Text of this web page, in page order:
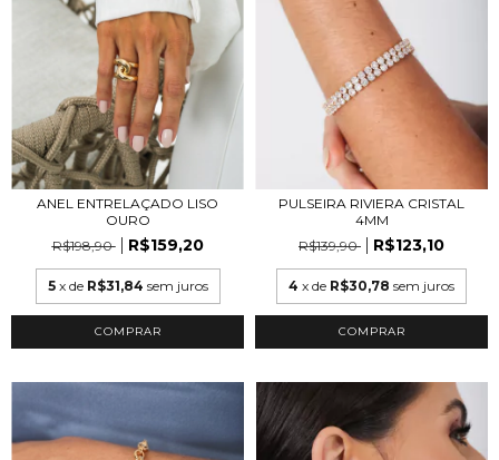
ANEL ENTRELAÇADO LISO
OURO
R$198,90
R$159,20
5 x de R$31,84 sem juros
COMPRAR
PULSEIRA RIVIERA CRISTAL
4MM
R$139,90
R$123,10
4 x de R$30,78 sem juros
COMPRAR